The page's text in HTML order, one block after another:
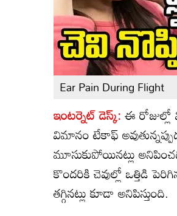
Ear Pain During Flight
ఇంటర్నెట్ డెస్క్:ఈ
విమానం టేకాఫ్
మూసుకుపోయినట్లు
కొందరికి చెవుల్లో ఒత్తిడి
తగ్గినట్లు కూడా అనిపిస్తుంది.